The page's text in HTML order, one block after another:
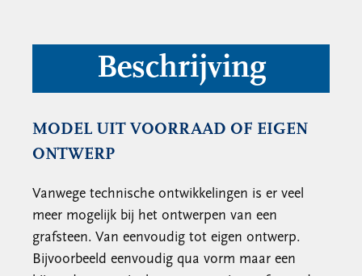
Beschrijving
MODEL UIT VOORRAAD OF EIGEN
ONTWERP
Vanwege technische ontwikkelingen is er veel
meer mogelijk bij het ontwerpen van een
grafsteen. Van eenvoudig tot eigen ontwerp.
Bijvoorbeeld eenvoudig qua vorm maar een